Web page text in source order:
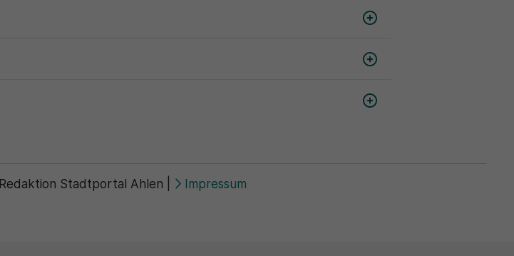
Redaktion Stadtportal Ahlen Impressum